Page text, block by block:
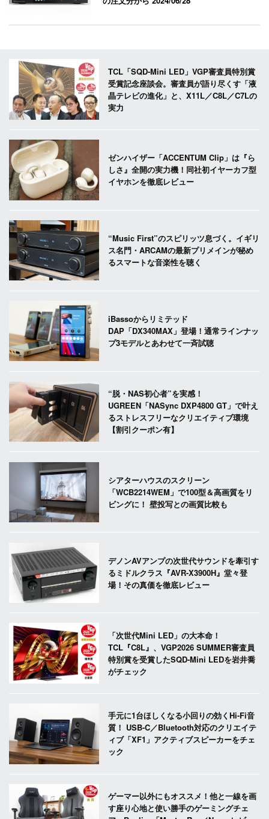
TCL「SQD-Mini LED」VGP審査員特別賞
受賞記念座談会。審査員が語り尽くす「液
晶テレビの進化」と、X11L／C8L／C7Lの
実力
ゼンハイザー「ACCENTUM Clip」は『ら
しさ』全開の実力機！同社初イヤーカフ型
イヤホンを徹底レビュー
“Music First”のスピリッツ息づく。イギリ
ス名門・ARCAMの最新プリメインが秘め
るスマートな音楽性を聴く
iBassoからリミテッド
DAP「DX340MAX」登場！通常ラインナッ
プ3モデルとあわせて一斉試聴
“脱・NAS初心者”を実感！
UGREEN「NASync DXP4800 GT」で叶え
るストレスフリーなクリエイティブ環境
【割引クーポン有】
シアターハウスのスクリーン
「WCB2214WEM」で100型＆高画質をリ
ビングに！ 壁投写との画質比較も
デノンAVアンプの次世代サウンドを牽引す
るミドルクラス『AVR-X3900H』堂々登
場！その真価を徹底レビュー
「次世代Mini LED」の大本命！
TCL『C8L』、VGP2026 SUMMER審査員
特別賞を受賞したSQD-Mini LEDを岩井喬
がチェック
手元に1台ほしくなる小回りの効くHi-Fi音
質！ USB-C／Bluetooth対応のクリエイテ
ィブ「XF1」アクティブスピーカーをチェ
ック
ゲーマー以外にもオススメ！他と一線を画
す座り心地と使い勝手のゲーミングチェ